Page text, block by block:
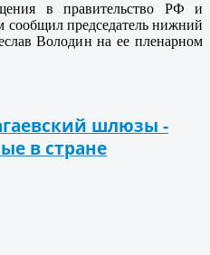
в правительство РФ и
сообщил председатель нижний
Володин на ее пленарном
шлюзы -
в стране